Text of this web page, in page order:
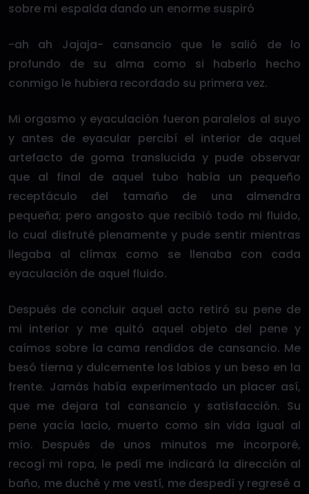
sobre mi espalda dando un enorme suspiró
-ah ah Jajaja- cansancio que le salió de lo
profundo de su alma como si haberlo hecho
conmigo le hubiera recordado su primera vez.
Mi orgasmo y eyaculación fueron paralelos al suyo
y antes de eyacular percibí el interior de aquel
artefacto de goma translucida y pude observar
que al final de aquel tubo había un pequeño
receptáculo del tamaño de una almendra
pequeña; pero angosto que recibió todo mi fluido,
lo cual disfruté plenamente y pude sentir mientras
llegaba al clímax como se llenaba con cada
eyaculación de aquel fluido.
Después de concluir aquel acto retiró su pene de
mi interior y me quitó aquel objeto del pene y
caímos sobre la cama rendidos de cansancio. Me
besó tierna y dulcemente los labios y un beso en la
frente. Jamás había experimentado un placer así,
que me dejara tal cansancio y satisfacción. Su
pene yacía lacio, muerto como sin vida igual al
mío. Después de unos minutos me incorporé,
recogí mi ropa, le pedí me indicará la dirección al
baño, me duché y me vestí, me despedí y regresé a